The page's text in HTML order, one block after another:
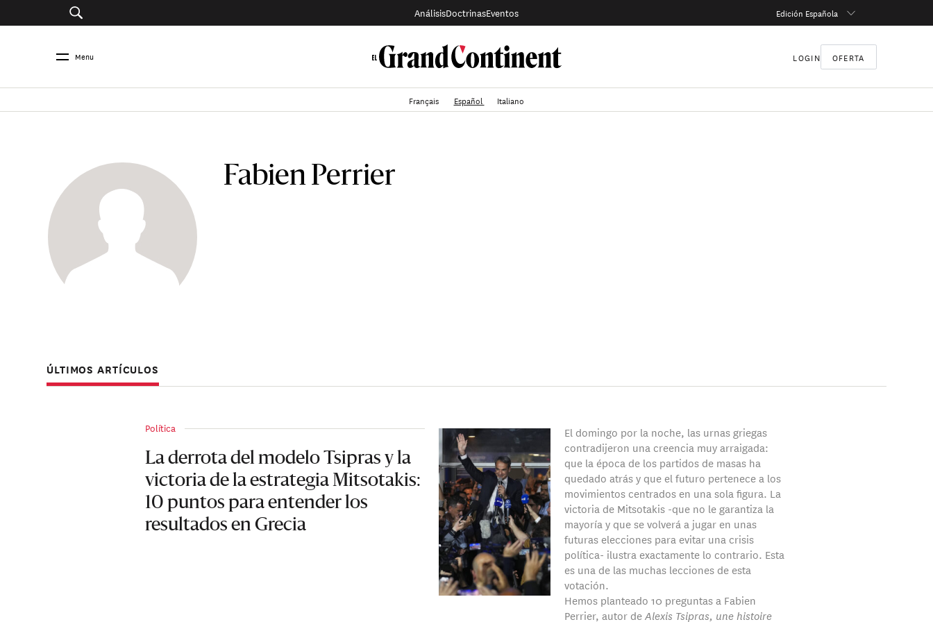
AnálisisDoctrinasEventos Edición Española
Menu LOGIN OFERTA
Français Español Italiano
Fabien Perrier
ÚLTIMOS ARTÍCULOS
Política
La derrota del modelo Tsipras y la
victoria de la estrategia Mitsotakis:
10 puntos para entender los
resultados en Grecia
El domingo por la noche, las urnas griegas
contradijeron una creencia muy arraigada:
que la época de los partidos de masas ha
quedado atrás y que el futuro pertenece a los
movimientos centrados en una sola figura. La
victoria de Mitsotakis -que no le garantiza la
mayoría y que se volverá a jugar en unas
futuras elecciones para evitar una crisis
política- ilustra exactamente lo contrario. Esta
es una de las muchas lecciones de esta
votación.
Hemos planteado 10 preguntas a Fabien
Perrier, autor deAlexis Tsipras, une histoire